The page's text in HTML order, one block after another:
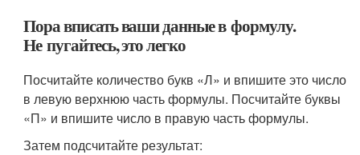
Пора вписать ваши данные в формулу.
Не пугайтесь, это легко
Посчитайте количество букв «Л» и впишите это число
в левую верхнюю часть формулы. Посчитайте буквы
«П» и впишите число в правую часть формулы.
Затем подсчитайте результат: